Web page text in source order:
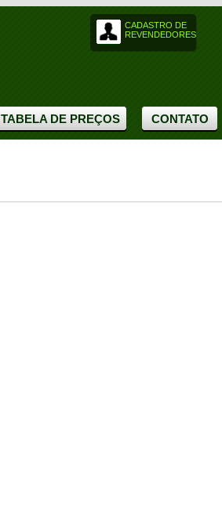
CADASTRO DE
REVENDEDORES
TABELA DE PREÇOS CONTATO